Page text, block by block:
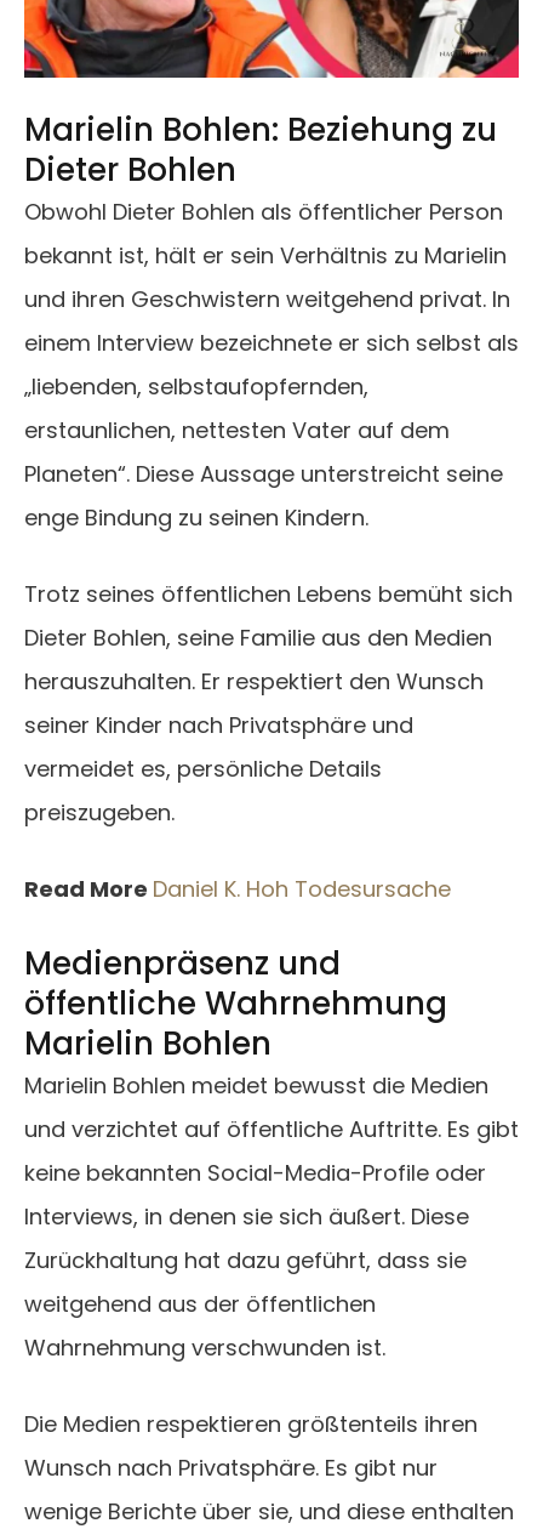
Marielin Bohlen: Beziehung zu
Dieter Bohlen
Obwohl Dieter Bohlen als öffentlicher Person
bekannt ist, hält er sein Verhältnis zu Marielin
und ihren Geschwistern weitgehend privat. In
einem Interview bezeichnete er sich selbst als
„liebenden, selbstaufopfernden,
erstaunlichen, nettesten Vater auf dem
Planeten“. Diese Aussage unterstreicht seine
enge Bindung zu seinen Kindern.
Trotz seines öffentlichen Lebens bemüht sich
Dieter Bohlen, seine Familie aus den Medien
herauszuhalten. Er respektiert den Wunsch
seiner Kinder nach Privatsphäre und
vermeidet es, persönliche Details
preiszugeben.
Read More Daniel K. Hoh Todesursache
Medienpräsenz und
öffentliche Wahrnehmung
Marielin Bohlen
Marielin Bohlen meidet bewusst die Medien
und verzichtet auf öffentliche Auftritte. Es gibt
keine bekannten Social-Media-Profile oder
Interviews, in denen sie sich äußert. Diese
Zurückhaltung hat dazu geführt, dass sie
weitgehend aus der öffentlichen
Wahrnehmung verschwunden ist.
Die Medien respektieren größtenteils ihren
Wunsch nach Privatsphäre. Es gibt nur
wenige Berichte über sie, und diese enthalten